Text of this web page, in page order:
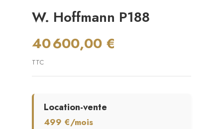
W. Hoffmann P188
40 600,00 €
TTC
Location-vente
499 €/mois